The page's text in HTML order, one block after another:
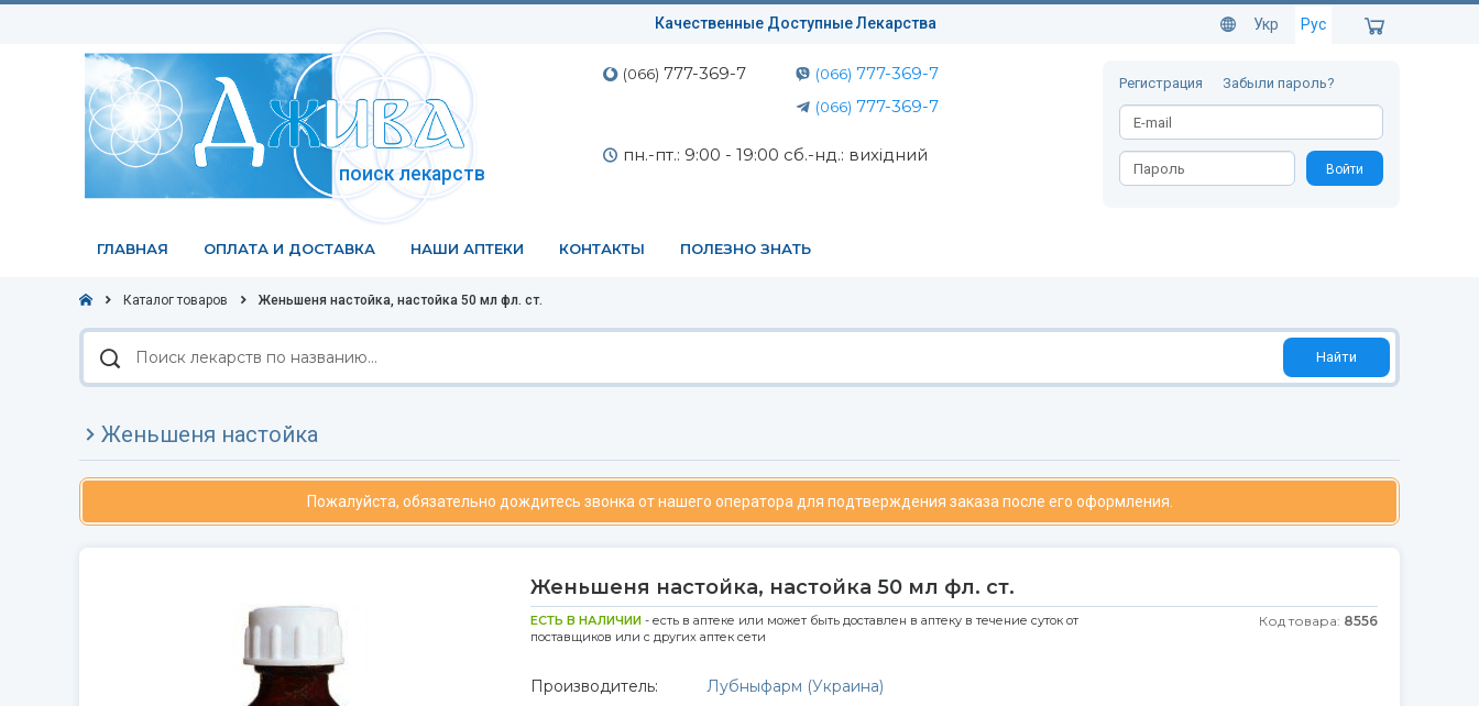
Качественные Доступные Лекарства Укр Рус
поиск лекарств
(066) 777-369-7 (066) 777-369-7
(066) 777-369-7
пн.-пт.: 9:00 - 19:00 сб.-нд.: вихідний
Регистрация Забыли пароль?
Войти
ГЛАВНАЯ ОПЛАТА И ДОСТАВКА НАШИ АПТЕКИ КОНТАКТЫ ПОЛЕЗНО ЗНАТЬ
Каталог товаров Женьшеня настойка, настойка 50 мл фл. ст.
Поиск
лекарств
по
Найти
Женьшеня настойка
Пожалуйста, обязательно дождитесь звонка от нашего оператора для подтверждения заказа после его оформления.
Женьшеня настойка, настойка 50 мл фл. ст.
ЕСТЬ В НАЛИЧИИ - есть в аптеке или может быть доставлен в аптеку в течение суток от
поставщиков или с других аптек сети
Код товара: 8556
Производитель:
Лубныфарм (Украина)